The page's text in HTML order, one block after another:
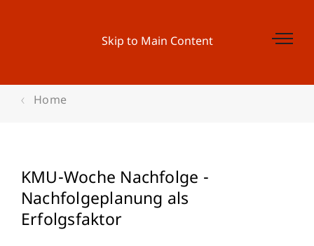
Skip to Main Content
Home
KMU-Woche Nachfolge -
Nachfolgeplanung als
Erfolgsfaktor